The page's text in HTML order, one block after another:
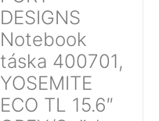
DESIGNS
Notebook
táska 400701,
YOSEMITE
ECO TL 15.6″